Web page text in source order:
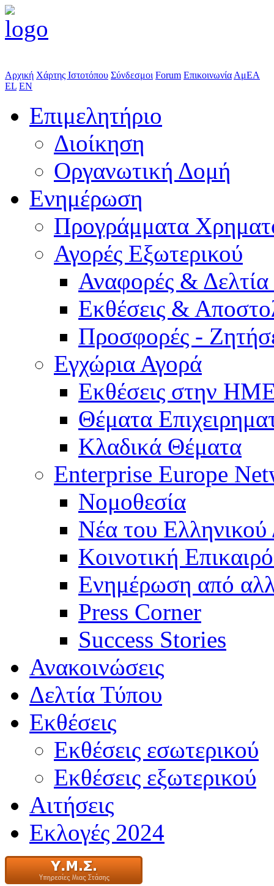
Αρχική Χάρτης Ιστοτόπου Σύνδεσμοι Forum Επικοινωνία ΑμΕΑ
EL EN
Επιμελητήριο
Διοίκηση
Οργανωτική Δομή
Ενημέρωση
Προγράμματα
Αγορές Εξωτερικού
Αναφορές &
Εκθέσεις &
Προσφορές -
Εγχώρια Αγορά
Εκθέσεις στην
Θέματα
Κλαδικά Θέματα
Enterprise Europe
Νομοθεσία
Νέα του Ελληνικού
Κοινοτική
Ενημέρωση από
Press Corner
Success Stories
Ανακοινώσεις
Δελτία Τύπου
Εκθέσεις
Εκθέσεις εσωτερικού
Εκθέσεις εξωτερικού
Αιτήσεις
Εκλογές 2024